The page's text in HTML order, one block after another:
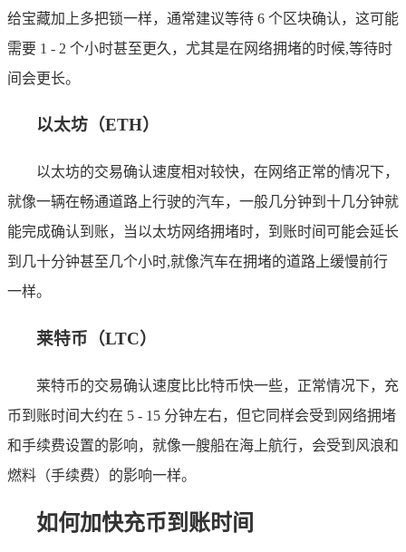
给宝藏加上多把锁一样，通常建议等待 6 个区块确认，这可能
需要 1 - 2 个小时甚至更久，尤其是在网络拥堵的时候,等待时
间会更长。
以太坊（ETH）
以太坊的交易确认速度相对较快，在网络正常的情况下，
就像一辆在畅通道路上行驶的汽车，一般几分钟到十几分钟就
能完成确认到账，当以太坊网络拥堵时，到账时间可能会延长
到几十分钟甚至几个小时,就像汽车在拥堵的道路上缓慢前行
一样。
莱特币（LTC）
莱特币的交易确认速度比比特币快一些，正常情况下，充
币到账时间大约在 5 - 15 分钟左右，但它同样会受到网络拥堵
和手续费设置的影响，就像一艘船在海上航行，会受到风浪和
燃料（手续费）的影响一样。
如何加快充币到账时间